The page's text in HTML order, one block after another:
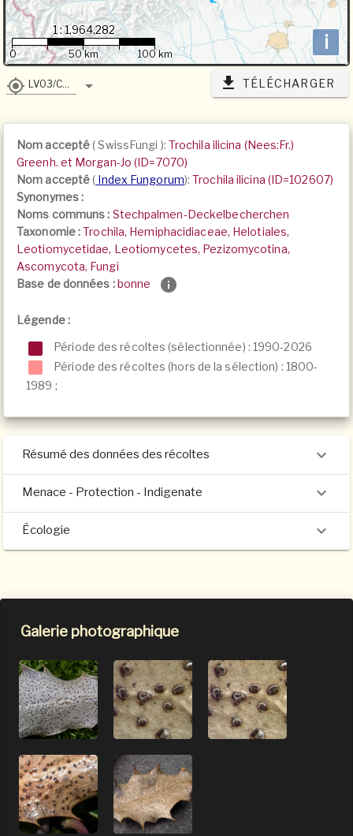
i
1 : 1,964,282
0 50 km 100 km
LV03/CH1903 TÉLÉCHARGER
Nom accepté(SwissFungi ): Trochila ilicina (Nees:Fr.)
Greenh. et Morgan-Jo (ID=7070)
Nom accepté( Index Fungorum):Trochila ilicina (ID=102607)
Synonymes :
Noms communs : Stechpalmen-Deckelbecherchen
Taxonomie :Trochila, Hemiphacidiaceae, Helotiales,
Leotiomycetidae, Leotiomycetes, Pezizomycotina,
Ascomycota, Fungi
Base de données :bonne
Légende :
Période des récoltes (sélectionnée) : 1990-2026
Période des récoltes (hors de la sélection) : 1800-
1989 ;
Résumé des données des récoltes
Menace - Protection - Indigenate
Écologie
Galerie photographique